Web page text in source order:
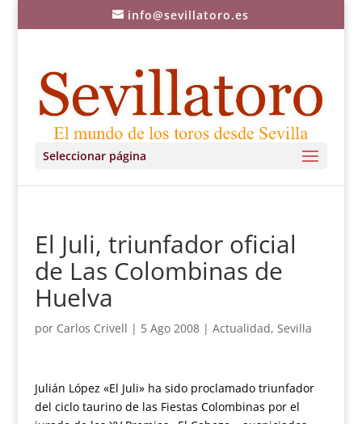
info@sevillatoro.es
Seleccionar página
El Juli, triunfador oficial
de Las Colombinas de
Huelva
por Carlos Crivell | 5 Ago 2008| Actualidad, Sevilla
Julián López «El Juli» ha sido proclamado triunfador
del ciclo taurino de las Fiestas Colombinas por el